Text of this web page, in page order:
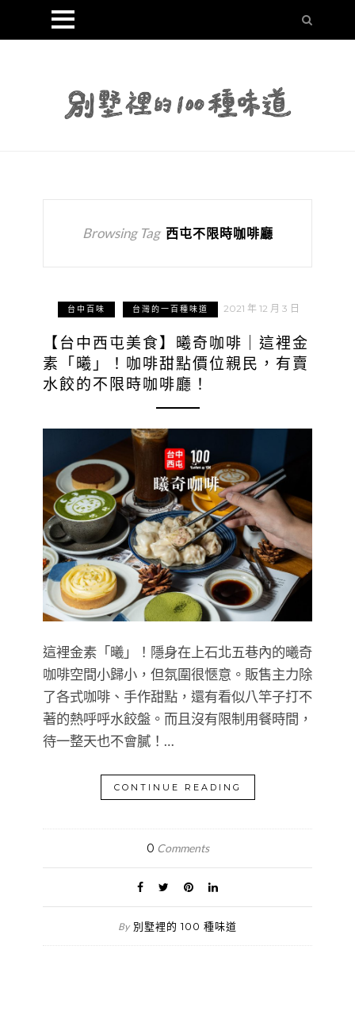
Browsing Tag 西屯不限時咖啡廳
台中百味 台灣的一百種味道 2021 年 12 月 3 日
【台中西屯美食】曦奇咖啡｜這裡金
素「曦」！咖啡甜點價位親民，有賣
水餃的不限時咖啡廳！
這裡金素「曦」！隱身在上石北五巷內的曦奇
咖啡空間小歸小，但氛圍很愜意。販售主力除
了各式咖啡、手作甜點，還有看似八竿子打不
著的熱呼呼水餃盤。而且沒有限制用餐時間，
待一整天也不會膩！…
CONTINUE READING
0 Comments
By 別墅裡的 100 種味道